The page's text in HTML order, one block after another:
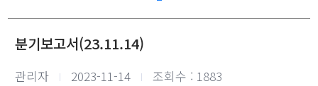
분기보고서(23.11.14)
작성자
관리자 작성일
2023-11-14 조회수 : 1883